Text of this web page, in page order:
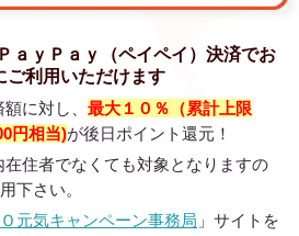
ＰａｙＰａｙ（ペイペイ）決済でお
ご利用いただけます
に対し、 最大１０％（累計上限
円相当)が後日ポイント還元！
在住者でなくても対象となりますの
下さい。
元気キャンペーン事務局 」サイトを